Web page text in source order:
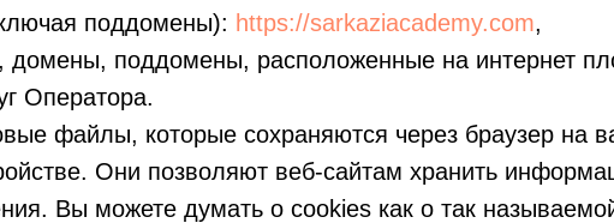
поддомены): https://sarkaziacademy.com,
домены, поддомены, расположенные на интернет
Оператора.
файлы, которые сохраняются через браузер на
Они позволяют веб-сайтам хранить
Вы можете думать о cookies как о так